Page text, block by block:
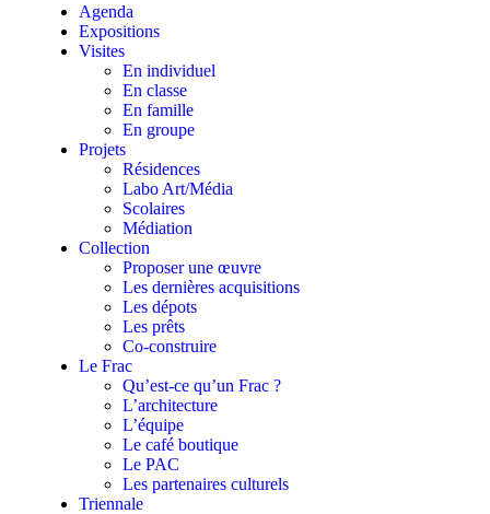
Agenda
Expositions
Visites
En individuel
En classe
En famille
En groupe
Projets
Résidences
Labo Art/Média
Scolaires
Médiation
Collection
Proposer une œuvre
Les dernières acquisitions
Les dépots
Les prêts
Co-construire
Le Frac
Qu’est-ce qu’un Frac ?
L’architecture
L’équipe
Le café boutique
Le PAC
Les partenaires culturels
Triennale